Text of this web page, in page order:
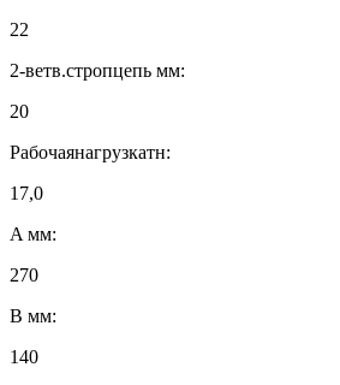
22
2-ветв.стропцепь мм:
20
Рабочаянагрузкатн:
17,0
A мм:
270
B мм:
140